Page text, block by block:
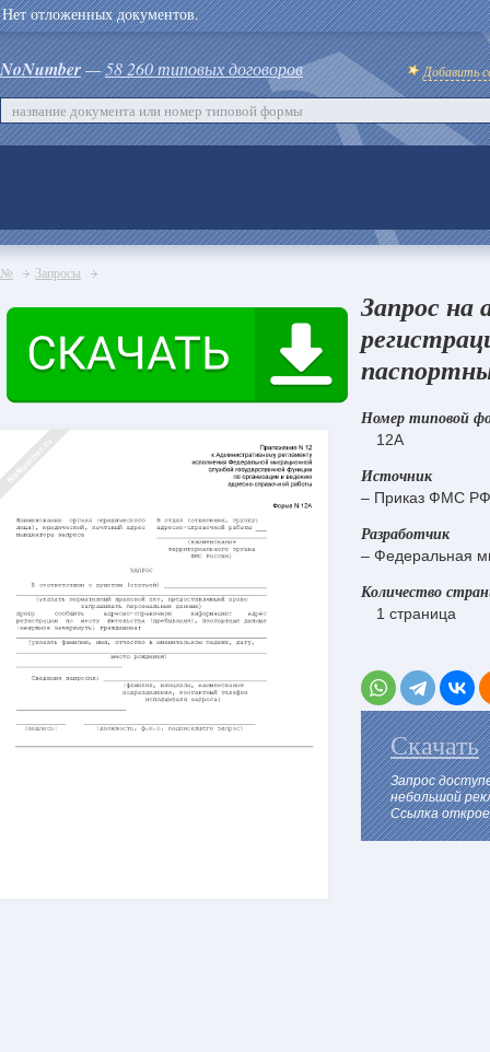
Нет отложенных документов.
NoNumber—58 260 типовых договоров Добавить
№ Запросы
Запрос на
Номер типовой
12А
Источник
– Приказ ФМС
Разработчик
– Федеральная
Количество
1 страница
Скачать
Запрос
небольшой
Ссылка